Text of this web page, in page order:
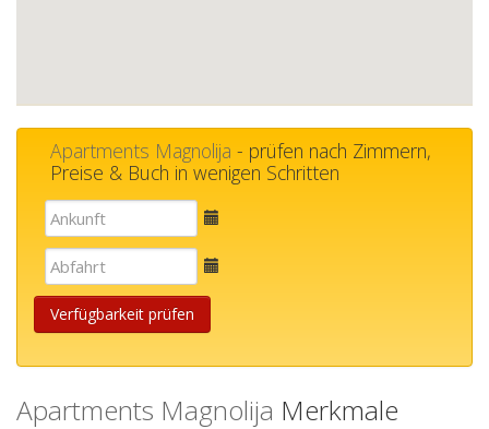
Apartments Magnolija - prüfen nach Zimmern,
Preise & Buch in wenigen Schritten
E-
mail
E-
mail
Verfügbarkeit prüfen
Apartments Magnolija Merkmale